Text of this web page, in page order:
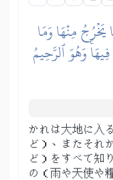
مِنۡهَا وَمَا
وَهُوَ ٱلرَّحِيمُ
かれは大地に入
ど）、またそれ
ど）をすべて知
の（雨や天使や